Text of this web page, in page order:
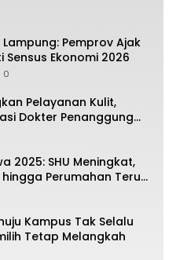
Pemprov Ajak
Ekonomi 2026
0
Pelayanan Kulit,
Dokter Penanggung
2025: SHU Meningkat,
Perumahan Terus
Kampus Tak Selalu
Tetap Melangkah